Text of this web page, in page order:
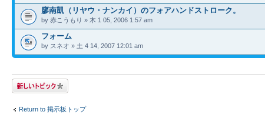
廖南凱（リヤウ・ナンカイ）のフォアハンドストローク。
by 赤こうもり » 木 1 05, 2006 1:57 am
フォーム
by スネオ » 土 4 14, 2007 12:01 am
トピックを投稿す
る
Return to 掲示板トップ